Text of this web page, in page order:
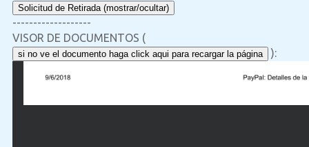
Solicitud de Retirada (mostrar/ocultar)
-------------------
VISOR DE DOCUMENTOS (
si no ve el documento haga click aqui para recargar la página ):